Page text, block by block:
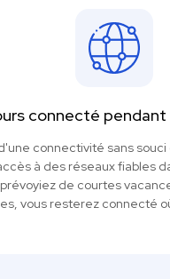
connecté
connectivité sans souci
à des réseaux fiables
de courtes
vous resterez connecté